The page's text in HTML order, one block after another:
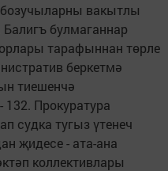
бозучыларны вакытлы
булмаганнар
тарафыннан төрле
беркетмә
тиешенчә
132. Прокуратура
судка тугыз үтенеч
җидесе - ата-ана
коллективлары